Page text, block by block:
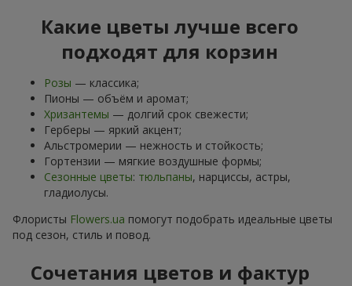
Какие цветы лучше всего
подходят для корзин
Розы — классика;
Пионы — объём и аромат;
Хризантемы — долгий срок свежести;
Герберы — яркий акцент;
Альстромерии — нежность и стойкость;
Гортензии — мягкие воздушные формы;
Сезонные цветы: тюльпаны, нарциссы, астры,
гладиолусы.
Флористы Flowers.ua помогут подобрать идеальные цветы
под сезон, стиль и повод.
Сочетания цветов и фактур